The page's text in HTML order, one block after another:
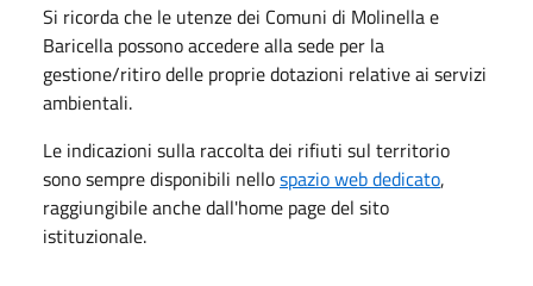
Si ricorda che le utenze dei Comuni di Molinella e
Baricella possono accedere alla sede per la
gestione/ritiro delle proprie dotazioni relative ai servizi
ambientali.
Le indicazioni sulla raccolta dei rifiuti sul territorio
sono sempre disponibili nellospazio web dedicato,
raggiungibile anche dall'home page del sito
istituzionale.